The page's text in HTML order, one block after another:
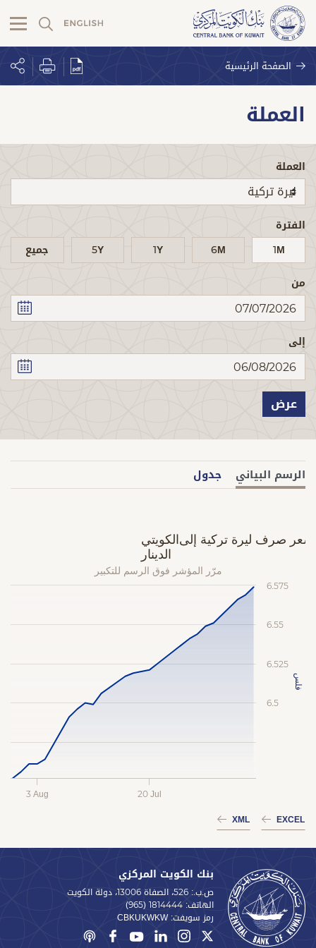
الصفحة الرئيسية
العملة
العملة
الفترة
1M
6M
1Y
5Y
جميع
من
إلى
عرض
الرسم البياني جدول
فلس
سعر صرف ليرة تركية إلى الدينار
الكويتي
مرّر المؤشر فوق الرسم للتكبير
20 Jul
3 Aug
6.5
6.525
6.55
6.575
EXCEL
XML
بنك الكويت المركزي
ص.ب.: 526، الصفاة 13006، دولة الكويت
الهاتف: (965) 1814444
رمز سويفت:CBKUKWKW